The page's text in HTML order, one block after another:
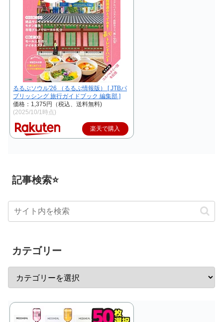
るるぶソウル'26 （るるぶ情報版） [ JTBパ
ブリッシング 旅行ガイドブック 編集部 ]
価格：1,375円（税込、送料無料)
(2025/10/1時点)
楽天で購入
記事検索⭐
カテゴリー